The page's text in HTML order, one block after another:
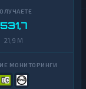
531,7
21,9 M